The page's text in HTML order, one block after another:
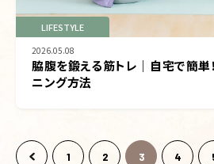
LIFESTYLE
2026.05.08
脇腹を鍛える筋トレ｜自宅で簡単
ニング方法
1 2 3 4